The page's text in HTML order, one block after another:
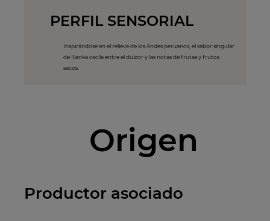
PERFIL SENSORIAL
Inspirándose en el relieve de los Andes peruanos, el sabor singular
de Illanka oscila entre el dulzor y las notas de frutas y frutos
secos.
Origen
Productor asociado